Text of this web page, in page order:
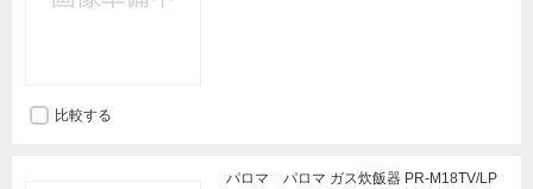
比較する
パロマ パロマ ガス炊飯器 PR-M18TV/LP